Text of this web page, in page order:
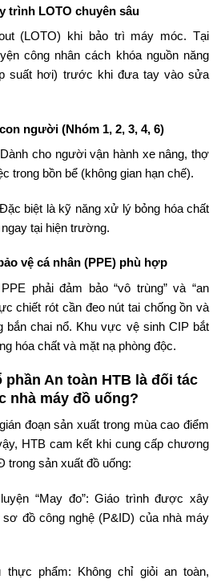
trình LOTO chuyên sâu
(LOTO) khi bảo trì máy móc. Tại
công nhân cách khóa nguồn năng
suất hơi) trước khi đưa tay vào sửa
người (Nhóm 1, 2, 3, 4, 6)
cho người vận hành xe nâng, thợ
trong bồn bể (không gian hạn chế).
biệt là kỹ năng xử lý bỏng hóa chất
tại hiện trường.
vệ cá nhân (PPE) phù hợp
phải đảm bảo “vô trùng” và “an
chiết rót cần đeo nút tai chống ồn và
bắn chai nổ. Khu vực vệ sinh CIP bắt
hóa chất và mặt nạ phòng độc.
phần An toàn HTB là đối tác
nhà máy đồ uống?
đoạn sản xuất trong mùa cao điểm
HTB cam kết khi cung cấp chương
trong sản xuất đồ uống:
“May đo”: Giáo trình được xây
đồ công nghệ (P&ID) của nhà máy
thực phẩm: Không chỉ giỏi an toàn,